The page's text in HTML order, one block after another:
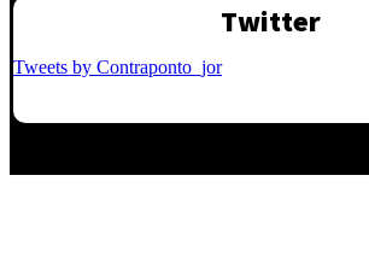
Twitter
Tweets by Contraponto_jor